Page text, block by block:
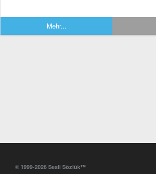
Mehr...
© 1999-2026 Sesli Sözlük™